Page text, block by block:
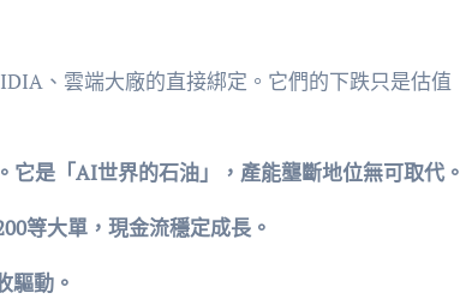
、雲端大廠的直接綁定。它們的下跌只是估值
是「AI世界的石油」，產能壟斷地位無可取代。
等大單，現金流穩定成長。
驅動。